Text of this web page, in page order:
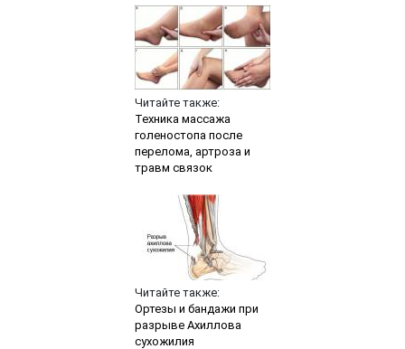
Читайте также:
Техника массажа
голеностопа после
перелома, артроза и
травм связок
Читайте также:
Ортезы и бандажи при
разрыве Ахиллова
сухожилия